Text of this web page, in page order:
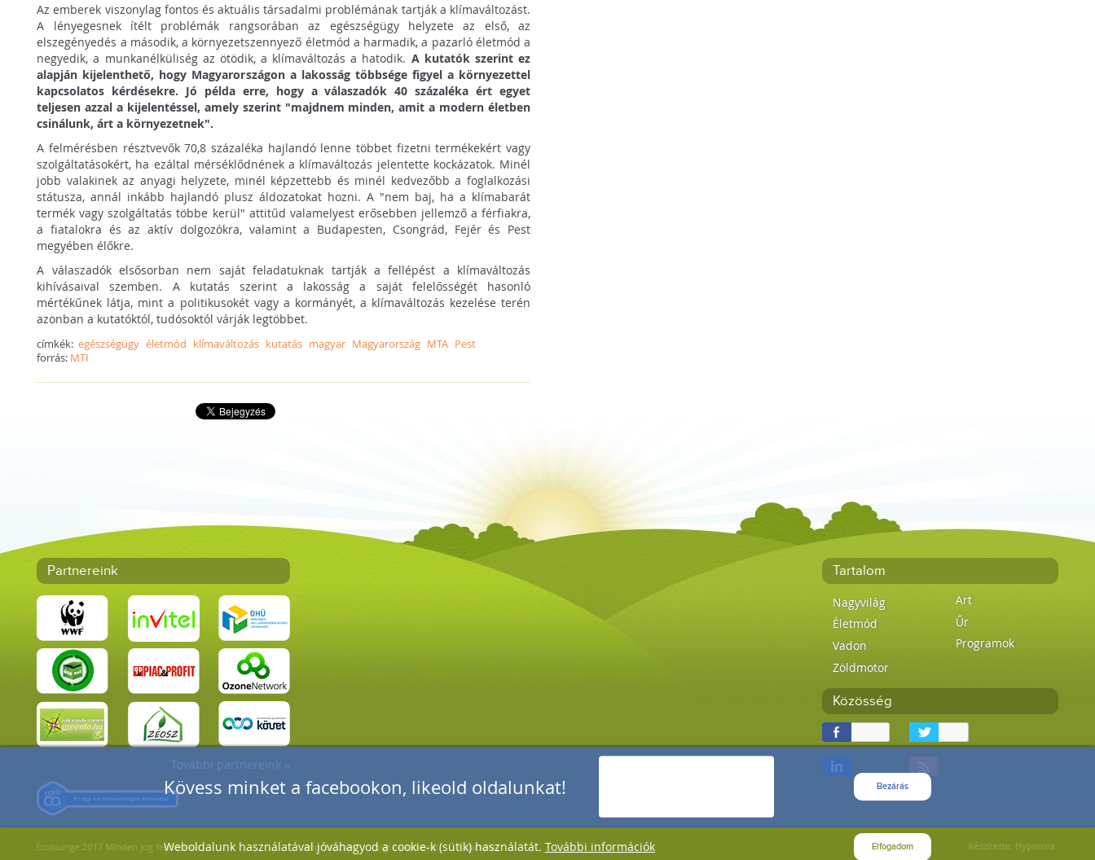
Kövess minket a facebookon, likeold oldalunkat! Bezárás
Weboldalunk használatával jóváhagyod a cookie-k (sütik) használatát. További információk Elfogadom
Az emberek viszonylag fontos és aktuális társadalmi problémának tartják a klímaváltozást.
A lényegesnek ítélt problémák rangsorában az egészségügy helyzete az első, az
elszegényedés a második, a környezetszennyező életmód a harmadik, a pazarló életmód a
negyedik, a munkanélküliség az ötödik, a klímaváltozás a hatodik. A kutatók szerint ez
alapján kijelenthető, hogy Magyarországon a lakosság többsége figyel a környezettel
kapcsolatos kérdésekre. Jó példa erre, hogy a válaszadók 40 százaléka ért egyet
teljesen azzal a kijelentéssel, amely szerint "majdnem minden, amit a modern életben
csinálunk, árt a környezetnek".
A felmérésben résztvevők 70,8 százaléka hajlandó lenne többet fizetni termékekért vagy
szolgáltatásokért, ha ezáltal mérséklődnének a klímaváltozás jelentette kockázatok. Minél
jobb valakinek az anyagi helyzete, minél képzettebb és minél kedvezőbb a foglalkozási
státusza, annál inkább hajlandó plusz áldozatokat hozni. A "nem baj, ha a klímabarát
termék vagy szolgáltatás többe kerül" attitűd valamelyest erősebben jellemző a férfiakra,
a fiatalokra és az aktív dolgozókra, valamint a Budapesten, Csongrád, Fejér és Pest
megyében élőkre.
A válaszadók elsősorban nem saját feladatuknak tartják a fellépést a klímaváltozás
kihívásaival szemben. A kutatás szerint a lakosság a saját felelősségét hasonló
mértékűnek látja, mint a politikusokét vagy a kormányét, a klímaváltozás kezelése terén
azonban a kutatóktól, tudósoktól várják legtöbbet.
címkék:egészségügy életmód klímaváltozás kutatás magyar Magyarország MTA Pest
forrás: MTI
Partnereink
További partnereink »
Tartalom
Nagyvilág
Életmód
Vadon
Zöldmotor
Art
Űr
Programok
Közösség